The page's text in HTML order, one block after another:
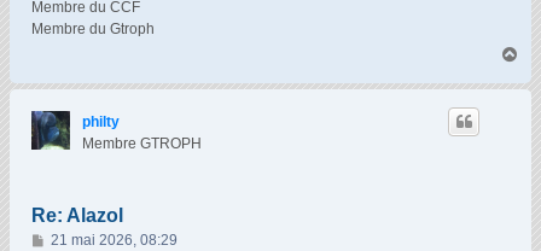
Membre du CCF
Membre du Gtroph
u
philty
Membre GTROPH
Re: Alazol
M
21 mai 2026, 08:29